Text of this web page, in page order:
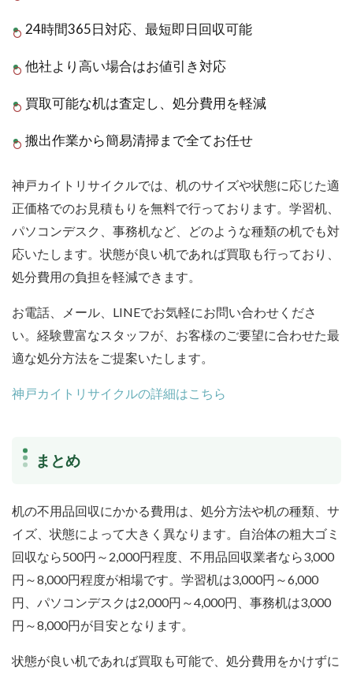
24時間365日対応、最短即日回収可能
他社より高い場合はお値引き対応
買取可能な机は査定し、処分費用を軽減
搬出作業から簡易清掃まで全てお任せ
神戸カイトリサイクルでは、机のサイズや状態に応じた適
正価格でのお見積もりを無料で行っております。学習机、
パソコンデスク、事務机など、どのような種類の机でも対
応いたします。状態が良い机であれば買取も行っており、
処分費用の負担を軽減できます。
お電話、メール、LINEでお気軽にお問い合わせくださ
い。経験豊富なスタッフが、お客様のご要望に合わせた最
適な処分方法をご提案いたします。
神戸カイトリサイクルの詳細はこちら
まとめ
机の不用品回収にかかる費用は、処分方法や机の種類、サ
イズ、状態によって大きく異なります。自治体の粗大ゴミ
回収なら500円～2,000円程度、不用品回収業者なら3,000
円～8,000円程度が相場です。学習机は3,000円～6,000
円、パソコンデスクは2,000円～4,000円、事務机は3,000
円～8,000円が目安となります。
状態が良い机であれば買取も可能で、処分費用をかけずに